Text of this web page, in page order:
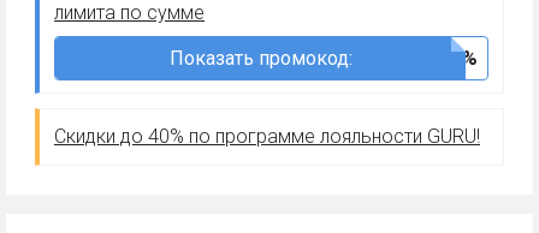
лимита по сумме
***D6%
Показать промокод:
Скидки до 40% по программе лояльности GURU!